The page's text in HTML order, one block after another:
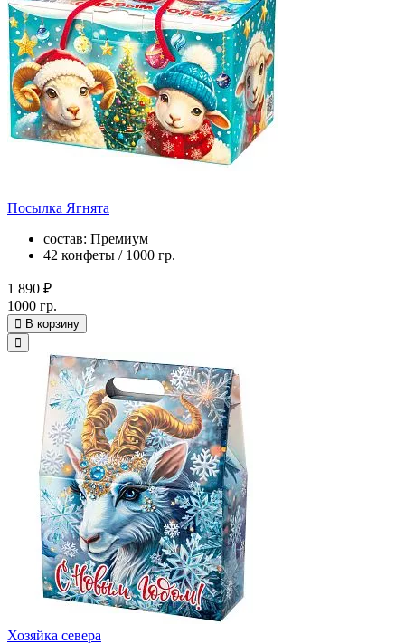
Посылка Ягнята
состав: Премиум
42 конфеты / 1000 гр.
1 890 ₽
1000 гр.
В корзину
Хозяйка севера